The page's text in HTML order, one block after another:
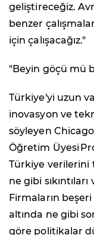
geliştireceğiz.
benzer
için çalışacağız."
"Beyin göçü mü
Türkiye'yi uzun
inovasyon ve
söyleyen
Öğretim Üyesi
Türkiye verilerini
ne gibi
Firmaların
altında ne gibi
göre politikalar